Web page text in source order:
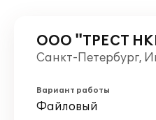
ООО "ТРЕСТ
Санкт-Петербург,
Вариант работы
Файловый